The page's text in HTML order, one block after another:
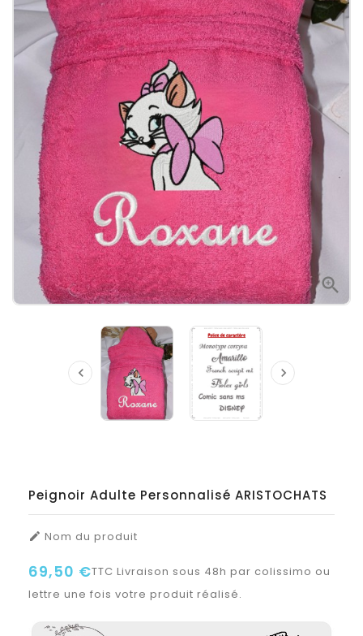

 
Peignoir Adulte Personnalisé ARISTOCHATS
 Nom du produit
69,50 €TTC Livraison sous 48h par colissimo ou
lettre une fois votre produit réalisé.